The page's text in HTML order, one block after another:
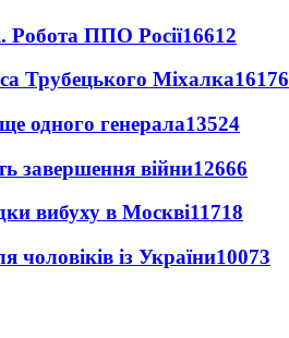
Робота ППО Росії16612
Трубецького Міхалка16176
одного генерала13524
завершення війни12666
вибуху в Москві11718
чоловіків із України10073